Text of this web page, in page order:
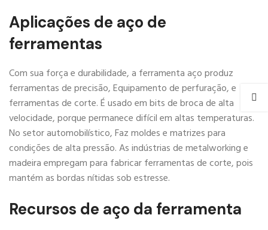
Aplicações de aço de
ferramentas
Com sua força e durabilidade, a ferramenta aço produz
ferramentas de precisão, Equipamento de perfuração, e
ferramentas de corte. É usado em bits de broca de alta
velocidade, porque permanece difícil em altas temperaturas.
No setor automobilístico, Faz moldes e matrizes para
condições de alta pressão. As indústrias de metalworking e
madeira empregam para fabricar ferramentas de corte, pois
mantém as bordas nítidas sob estresse.
Recursos de aço da ferramenta